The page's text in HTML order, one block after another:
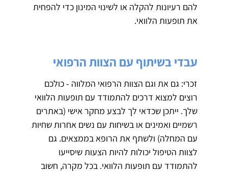
להם רעיונות להקלה או לשינוי המינון כדי להפחית
את תופעות הלוואי.
עבדי בשיתוף עם הצוות הרפואי
זכרי: גם את וגם הצוות הרפואי המלווה - כולכם
רוצים למצוא דרכים להתמודד עם תופעות הלוואי
שלך. ייתכן שכדאי לך לבצע מחקר אישי (באתרים
רשמיים ואמינים או בשיחות עם נשים אחרות שחיות
עם המחלה) ולשתף את הרופא בממצאים. גם
לצוות הטיפול יכולות להיות הצעות שיסייעו
להתמודד עם תופעות הלוואי. בכל מקרה, חשוב